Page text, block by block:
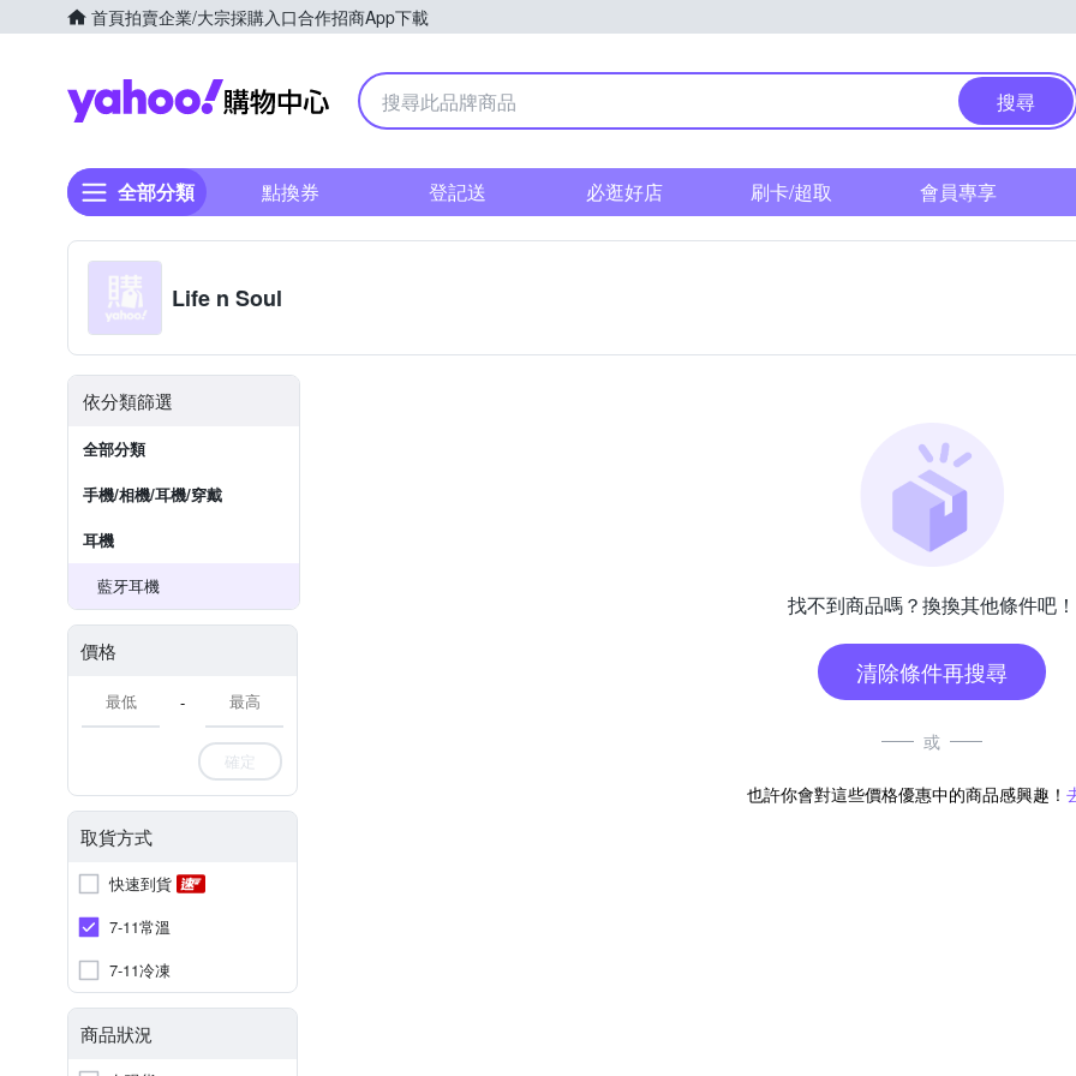
首頁拍賣企業/大宗採購入口合作招商App下載
Yahoo購物中心
搜尋
全部分類 點換券 登記送 必逛好店 刷卡/超取 會員專享
Life n Soul
依分類篩選
全部分類
手機/相機/耳機/穿戴
耳機
藍牙耳機
價格
-
確定
取貨方式
快速到貨
7-11常溫
7-11冷凍
商品狀況
找不到商品嗎？換換其他條件吧！
清除條件再搜尋
或
也許你會對這些價格優惠中的商品感興趣！